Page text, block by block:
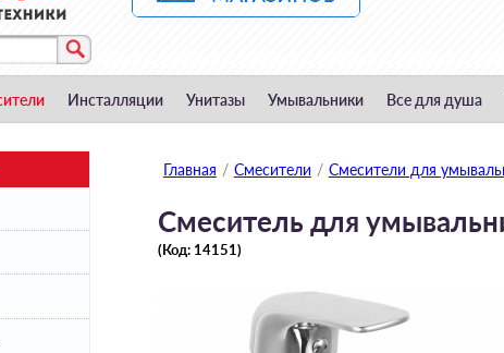
Инсталляции Унитазы Умывальники Все для душа
Главная / Смесители / Смесители для
Смеситель для
(Код: 14151)